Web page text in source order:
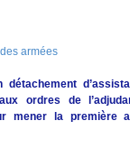
armées
ordres de
mener la première